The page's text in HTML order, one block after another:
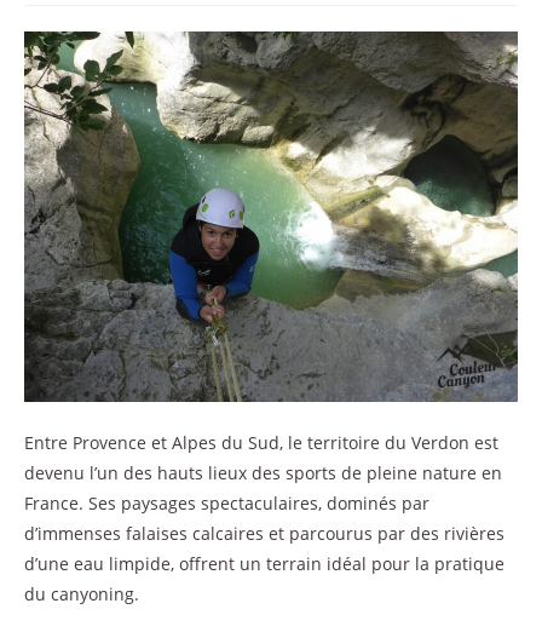
Entre Provence et Alpes du Sud, le territoire du Verdon est
devenu l’un des hauts lieux des sports de pleine nature en
France. Ses paysages spectaculaires, dominés par
d’immenses falaises calcaires et parcourus par des rivières
d’une eau limpide, offrent un terrain idéal pour la pratique
du canyoning.